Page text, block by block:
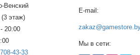
Венский
(3 этаж)
20:00
43-33
E-mail:
Мы в сети: